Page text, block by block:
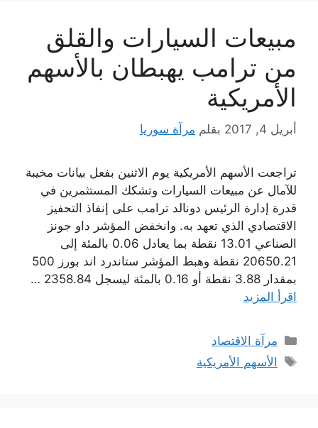
مبيعات السيارات والقلق
من ترامب يهبطان بالأسهم
الأمريكية
أبريل 4, 2017 بقلم مرآة سوريا
تراجعت الأسهم الأمريكية يوم الاثنين بفعل بيانات مخيبة
للآمال عن مبيعات السيارات وتشكك المستثمرين في
قدرة إدارة الرئيس دونالد ترامب على إنفاذ التحفيز
الاقتصادي الذي تعهد به. وانخفض المؤشر داو جونز
الصناعي 13.01 نقطة بما يعادل 0.06 بالمئة إلى
20650.21 نقطة وهبط المؤشر ستاندرد اند بورز 500
بمقدار 3.88 نقطة أو 0.16 بالمئة ليسجل 2358.84 …
اقرأ المزيد
التصنيفات
مرآة الاقتصاد
الوسوم
الأسهم الأمريكية